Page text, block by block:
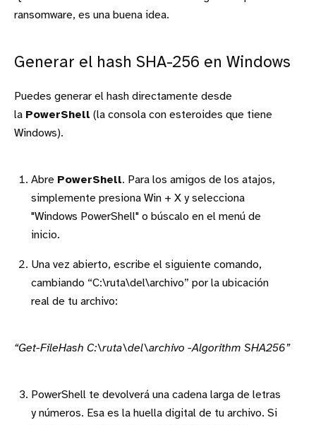
ransomware, es una buena idea.
Generar el hash SHA-256 en Windows
Puedes generar el hash directamente desde
la PowerShell (la consola con esteroides que tiene
Windows).
Abre PowerShell. Para los amigos de los atajos,
simplemente presiona Win + X y selecciona
"Windows PowerShell" o búscalo en el menú de
inicio.
Una vez abierto, escribe el siguiente comando,
cambiando “C:\ruta\del\archivo” por la ubicación
real de tu archivo:
“Get-FileHash C:\ruta\del\archivo -Algorithm SHA256”
PowerShell te devolverá una cadena larga de letras
y números. Esa es la huella digital de tu archivo. Si